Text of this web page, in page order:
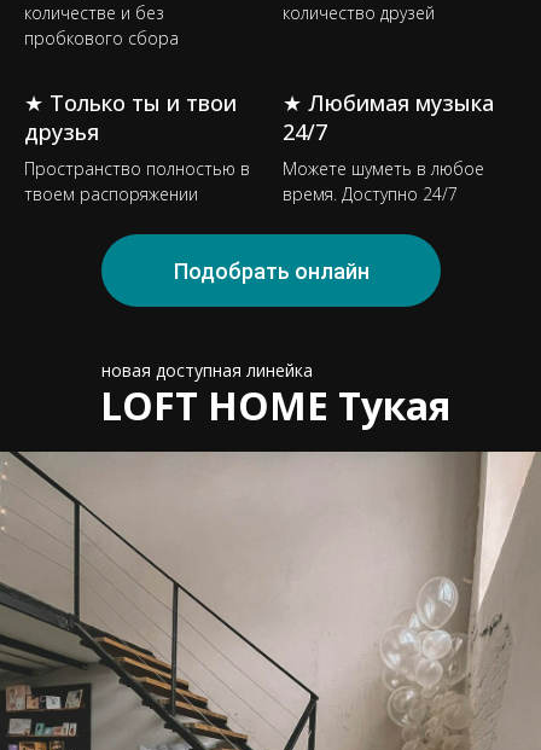
количестве и без
пробкового сбора
количество друзей
★ Только ты и твои
друзья
Пространство полностью в
твоем распоряжении
★ Любимая музыка
24/7
Можете шуметь в любое
время. Доступно 24/7
Подобрать онлайн
новая доступная линейка
LOFT HOME Тукая